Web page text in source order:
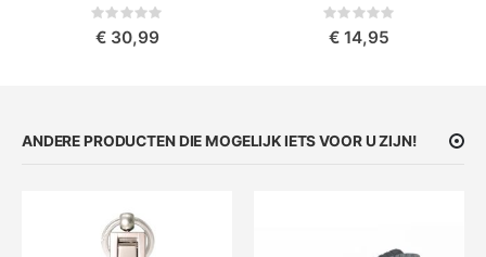
Rating:
€ 30,99
Rating:
€ 14,95
ANDERE PRODUCTEN DIE MOGELIJK IETS VOOR U ZIJN!